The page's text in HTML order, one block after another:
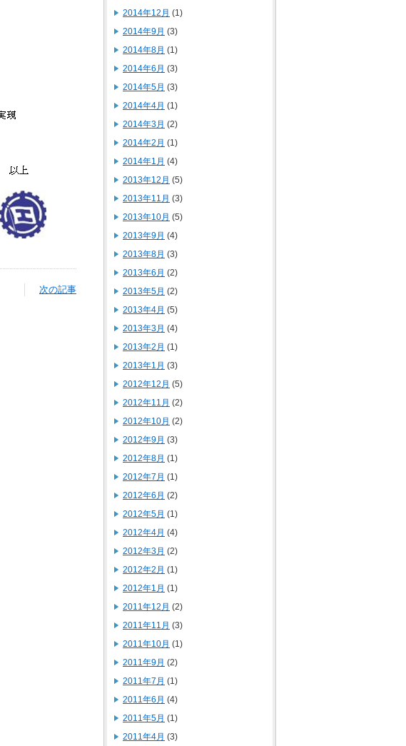
次の記事
2014年12月 (1)
2014年9月 (3)
2014年8月 (1)
2014年6月 (3)
2014年5月 (3)
2014年4月 (1)
2014年3月 (2)
2014年2月 (1)
2014年1月 (4)
2013年12月 (5)
2013年11月 (3)
2013年10月 (5)
2013年9月 (4)
2013年8月 (3)
2013年6月 (2)
2013年5月 (2)
2013年4月 (5)
2013年3月 (4)
2013年2月 (1)
2013年1月 (3)
2012年12月 (5)
2012年11月 (2)
2012年10月 (2)
2012年9月 (3)
2012年8月 (1)
2012年7月 (1)
2012年6月 (2)
2012年5月 (1)
2012年4月 (4)
2012年3月 (2)
2012年2月 (1)
2012年1月 (1)
2011年12月 (2)
2011年11月 (3)
2011年10月 (1)
2011年9月 (2)
2011年7月 (1)
2011年6月 (4)
2011年5月 (1)
2011年4月 (3)